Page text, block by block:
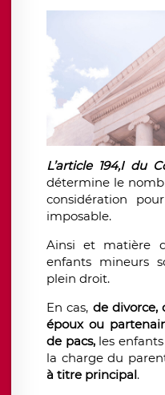
L’article 194,I du
détermine le
considération
imposable.
Ainsi et matière
enfants mineurs
plein droit.
En cas, de divorce,
époux ou
de pacs,les
la charge du
à titre principal.